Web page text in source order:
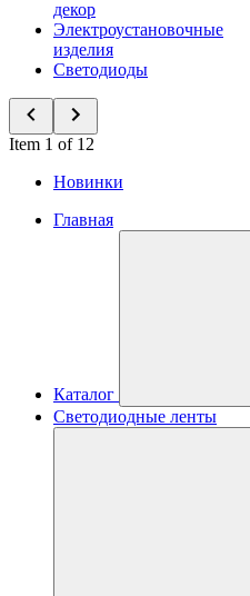
декор
Электроустановочные
изделия
Светодиоды
Item 1 of 12
Новинки
Главная
Каталог
Светодиодные ленты